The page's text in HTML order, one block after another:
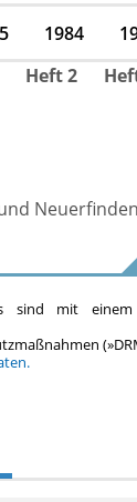
1984
Heft 2
Neuerfinden
sind mit einem